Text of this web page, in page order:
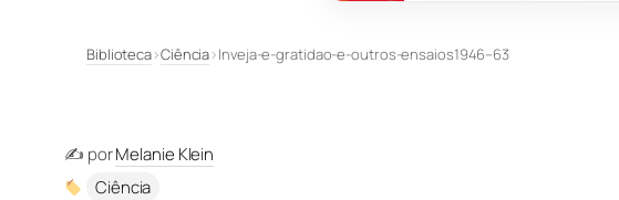
Biblioteca›Ciência›Inveja-e-gratidao-e-outros-ensaios1946–63
✍️ porMelanie Klein
Ciência